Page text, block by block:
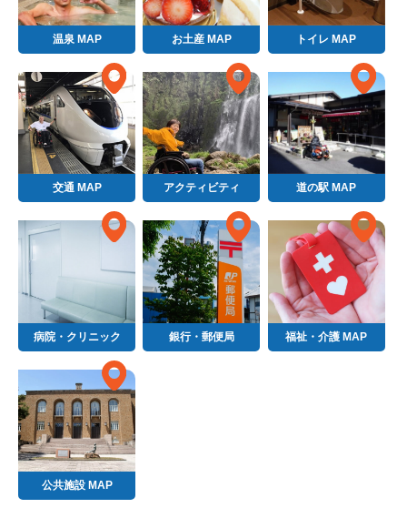
温泉 MAP お土産 MAP トイレ MAP
交通 MAP アクティビティ 道の駅 MAP
病院・クリニック 銀行・郵便局 福祉・介護 MAP
公共施設 MAP